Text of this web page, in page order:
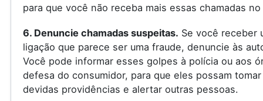
para que você não receba mais essas chamadas
6. Denuncie chamadas suspeitas. Se você receber
ligação que parece ser uma fraude, denuncie às
Você pode informar esses golpes à polícia ou aos
defesa do consumidor, para que eles possam tomar
devidas providências e alertar outras pessoas.